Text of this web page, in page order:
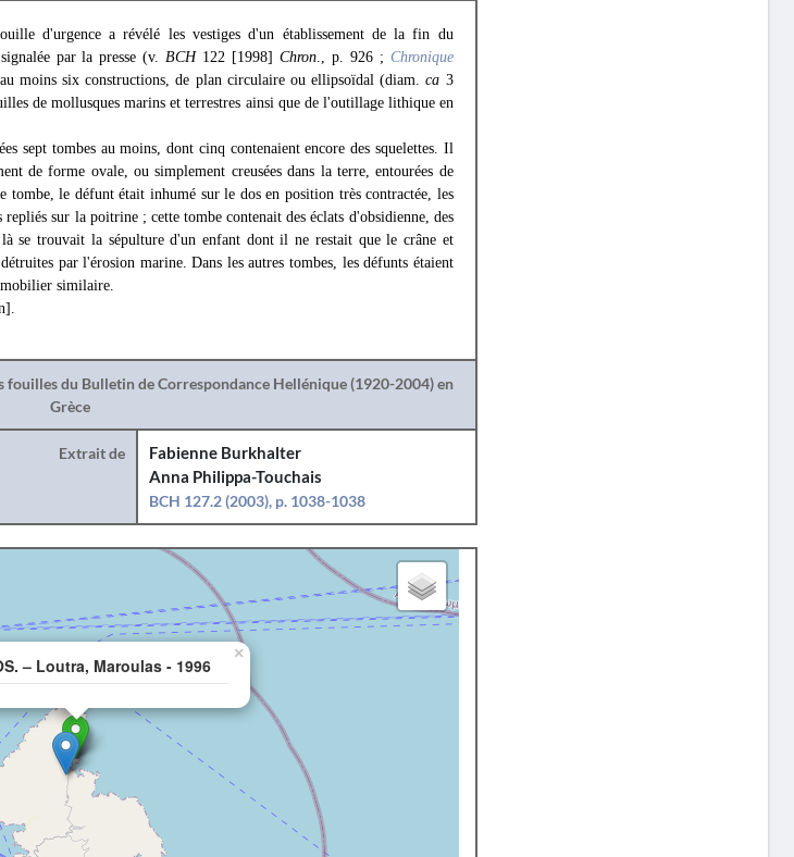
d'urgence a révélé les vestiges d'un établissement de la fin du
par la presse (v.BCH 122 [1998] Chron., p. 926 ; Chronique
moins six constructions, de plan circulaire ou ellipsoïdal (diam.ca 3
de mollusques marins et terrestres ainsi que de l'outillage lithique en
sept tombes au moins, dont cinq contenaient encore des squelettes. Il
de forme ovale, ou simplement creusées dans la terre, entourées de
tombe, le défunt était inhumé sur le dos en position très contractée, les
repliés sur la poitrine ; cette tombe contenait des éclats d'obsidienne, des
se trouvait la sépulture d'un enfant dont il ne restait que le crâne et
par l'érosion marine. Dans les autres tombes, les défunts étaient
mobilier similaire.
fouilles du Bulletin de Correspondance Hellénique (1920-2004) en
Grèce
Extrait de
Fabienne Burkhalter
Anna Philippa-Touchais
BCH 127.2 (2003), p. 1038-1038
– Loutra, Maroulas - 1996
×